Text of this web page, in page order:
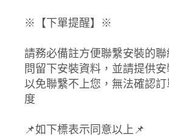
※【下單提醒】※
請務必備註方便聯繫安裝的
問留下安裝資料，並請提供
以免聯繫不上您，無法確認
度
📌如下標表示同意以上📌